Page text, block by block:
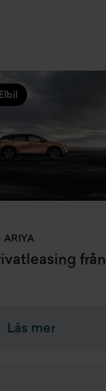
Elbil
ARIYA
från
Läs mer